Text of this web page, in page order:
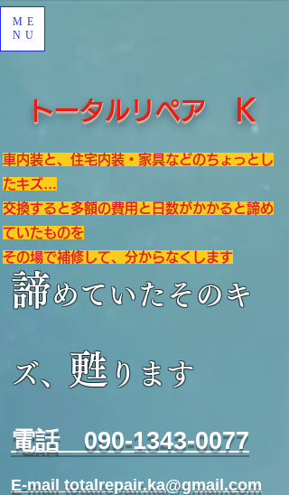
​電話 090-1343-0077
ME
NU
車内装と、住宅内装・家具などのちょっとし
たキズ…
交換すると多額の費用と日数がかかると諦め
ていたものを
その場で補修して、分からなくします
諦めていたそのキ
ズ、 甦 ります
E-mail totalrepair.ka@gmail.com
トータルリペア Ｋ